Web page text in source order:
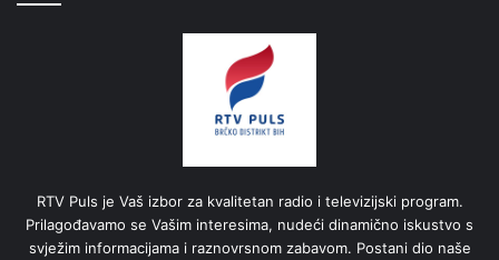
RTV Puls je Vaš izbor za kvalitetan radio i televizijski program.
Prilagođavamo se Vašim interesima, nudeći dinamično iskustvo s
svježim informacijama i raznovrsnom zabavom. Postani dio naše